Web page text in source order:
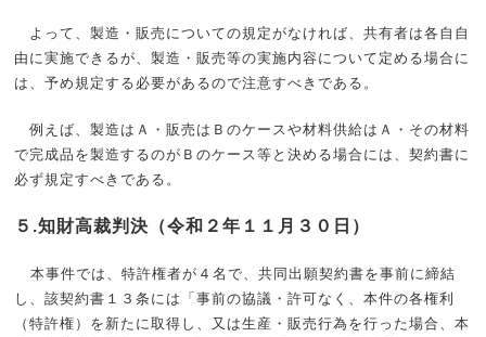
よって、製造・販売についての規定がなければ、共有者は各自自
由に実施できるが、製造・販売等の実施内容について定める場合に
は、予め規定する必要があるので注意すべきである。
例えば、製造はＡ・販売はＢのケースや材料供給はＡ・その材料
で完成品を製造するのがＢのケース等と決める場合には、契約書に
必ず規定すべきである。
５.知財高裁判決（令和２年１１月３０日）
本事件では、特許権者が４名で、共同出願契約書を事前に締結
し、該契約書１３条には「事前の協議・許可なく、本件の各権利
（特許権）を新たに取得し、又は生産・販売行為を行った場合、本